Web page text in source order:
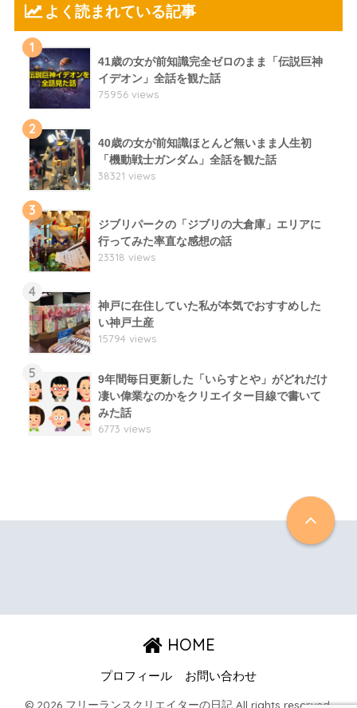
よく読まれている記事
1
41歳の女が前知識完全ゼロのまま「伝説巨神
イデオン」全話を観た話
75956 views
2
40歳の女が前知識ほとんど無いまま人生初
「機動戦士ガンダム」全話を観た話
38321 views
3
ジブリパークの「ジブリの大倉庫」エリアに
行ってみた率直な感想の話
23318 views
4
神戸に在住していた私が本気でおすすめした
い神戸土産
15794 views
5
9年間毎日更新した「いらすとや」がどれだけ
凄い偉業なのかをクリエイター目線で書いて
みた話
6773 views
HOME
プロフィール お問い合わせ
© 2026 フリーランスクリエイターの日記 All rights reserved.